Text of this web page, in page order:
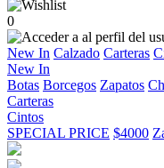
0
New In Calzado Carteras
New In
Botas Borcegos Zapatos
Carteras
Cintos
SPECIAL PRICE $4000